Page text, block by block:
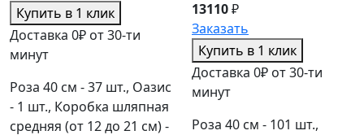
Купить в 1 клик
Доставка 0₽ от 30-ти
минут
Роза 40 см - 37 шт., Оазис
- 1 шт., Коробка шляпная
средняя (от 12 до 21 см) -
13110₽
Заказать
Купить в 1 клик
Доставка 0₽ от 30-ти
минут
Роза 40 см - 101 шт.,